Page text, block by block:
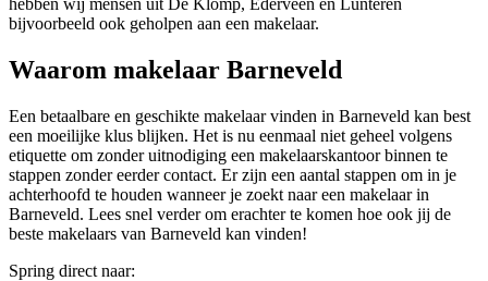
hebben wij mensen uit De Klomp, Ederveen en Lunteren
bijvoorbeeld ook geholpen aan een makelaar.
Waarom makelaar Barneveld
Een betaalbare en geschikte makelaar vinden in Barneveld kan best
een moeilijke klus blijken. Het is nu eenmaal niet geheel volgens
etiquette om zonder uitnodiging een makelaarskantoor binnen te
stappen zonder eerder contact. Er zijn een aantal stappen om in je
achterhoofd te houden wanneer je zoekt naar een makelaar in
Barneveld. Lees snel verder om erachter te komen hoe ook jij de
beste makelaars van Barneveld kan vinden!
Spring direct naar: